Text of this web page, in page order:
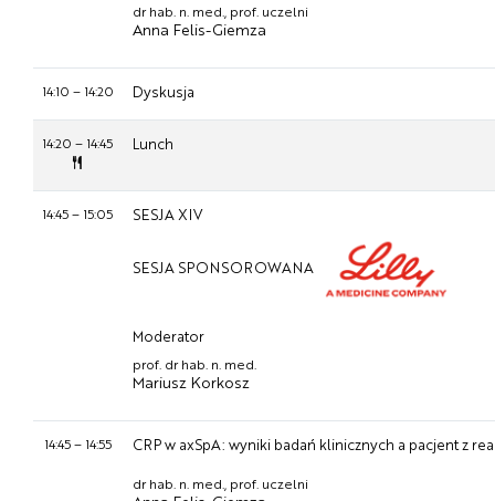
dr hab. n. med., prof. uczelni
Anna Felis-Giemza
14:10 – 14:20 Dyskusja
14:20 – 14:45 Lunch
14:45– 15:05 SESJA XIV
SESJA SPONSOROWANA
Moderator
prof. dr hab. n. med.
Mariusz Korkosz
14:45– 14:55 CRP w axSpA: wyniki badań klinicznych a pacjent z
dr hab. n. med., prof. uczelni